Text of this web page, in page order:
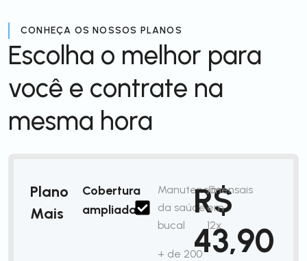
CONHEÇA OS NOSSOS PLANOS
Escolha o melhor para
você e contrate na
mesma hora
Plano
Mais
Cobertura
ampliada
Manutenção
da saúde
bucal
+ de 200
R$
43,90
/mensais
em
12x